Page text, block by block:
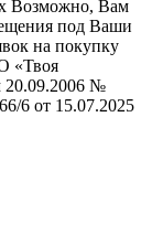
Возможно, Вам
под Ваши
на покупку
«Твоя
20.09.2006 №
6 от 15.07.2025